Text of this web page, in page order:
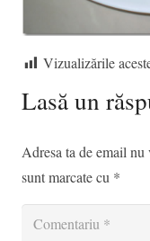
Vizualizările
Lasă un
Adresa ta de email
sunt marcate cu *